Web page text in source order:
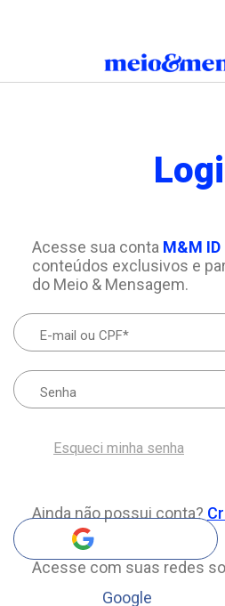
Acesse sua conta M&M ID
conteúdos exclusivos e
do Meio & Mensagem.
Esqueci minha senha
Ainda não possui conta?
Acesse com suas redes
Google